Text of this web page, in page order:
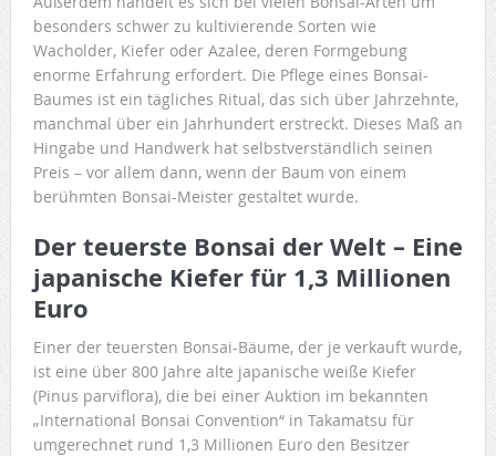
besonders schwer zu kultivierende Sorten wie
Wacholder, Kiefer oder Azalee, deren Formgebung
enorme Erfahrung erfordert. Die Pflege eines Bonsai-
Baumes ist ein tägliches Ritual, das sich über Jahrzehnte,
manchmal über ein Jahrhundert erstreckt. Dieses Maß an
Hingabe und Handwerk hat selbstverständlich seinen
Preis – vor allem dann, wenn der Baum von einem
berühmten Bonsai-Meister gestaltet wurde.
Der teuerste Bonsai der Welt – Eine
japanische Kiefer für 1,3 Millionen
Euro
Einer der teuersten Bonsai-Bäume, der je verkauft wurde,
ist eine über 800 Jahre alte japanische weiße Kiefer
(Pinus parviflora), die bei einer Auktion im bekannten
„International Bonsai Convention“ in Takamatsu für
umgerechnet rund 1,3 Millionen Euro den Besitzer